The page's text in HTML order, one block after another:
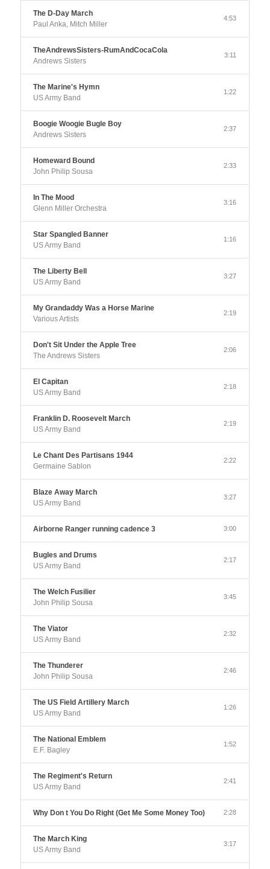
The D-Day March
Paul Anka, Mitch Miller
4:53
TheAndrewsSisters-RumAndCocaCola
Andrews Sisters
3:11
The Marine's Hymn
US Army Band
1:22
Boogie Woogie Bugle Boy
Andrews Sisters
2:37
Homeward Bound
John Philip Sousa
2:33
In The Mood
Glenn Miller Orchestra
3:16
Star Spangled Banner
US Army Band
1:16
The Liberty Bell
US Army Band
3:27
My Grandaddy Was a Horse Marine
Various Artists
2:19
Don't Sit Under the Apple Tree
The Andrews Sisters
2:06
El Capitan
US Army Band
2:18
Franklin D. Roosevelt March
US Army Band
2:19
Le Chant Des Partisans 1944
Germaine Sablon
2:22
Blaze Away March
US Army Band
3:27
Airborne Ranger running cadence 3 3:00
Bugles and Drums
US Army Band
2:17
The Welch Fusilier
John Philip Sousa
3:45
The Viator
US Army Band
2:32
The Thunderer
John Philip Sousa
2:46
The US Field Artillery March
US Army Band
1:26
The National Emblem
E.F. Bagley
1:52
The Regiment's Return
US Army Band
2:41
Why Don t You Do Right (Get Me Some Money Too) 2:28
The March King
US Army Band
3:17